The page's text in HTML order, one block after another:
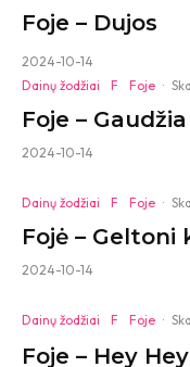
Foje – Dujos
2024-10-14
Dainų žodžiai
F Foje ·
Foje –
2024-10-14
Dainų žodžiai F Foje ·
Fojė – Geltoni
2024-10-14
Dainų žodžiai F Foje ·
Foje – Hey